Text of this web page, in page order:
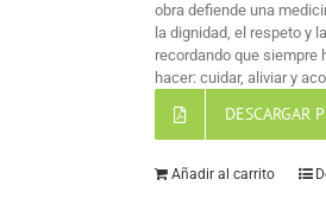
obra defiende una
la dignidad, el respeto y
recordando que siempre
hacer: cuidar, aliviar y
DESCARGAR
Añadir al carrito